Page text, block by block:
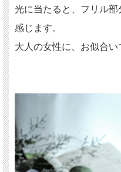
光に当たると、フリル
感じます。
大人の女性に、お似合い